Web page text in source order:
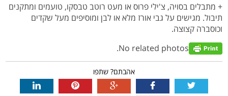
+ מתבלים בסויה, צ'ילי פרוס או מעט רוטב טבסקו, טועמים ומתקנים
תיבול. מגישים על גבי אורז מלא או לבן ומוסיפים מעל שקדים
וכוסברה קצוצה.
No related photos.
אהבתם? שתפו